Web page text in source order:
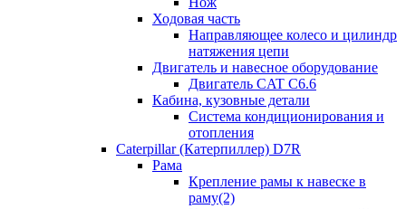
Ходовая часть
Направляющее колесо и цилиндр
натяжения цепи
Двигатель и навесное оборудование
Двигатель CAT C6.6
Кабина, кузовные детали
Система кондиционирования и
отопления
Caterpillar (Катерпиллер) D7R
Рама
Крепление рамы к навеске в
раму(2)